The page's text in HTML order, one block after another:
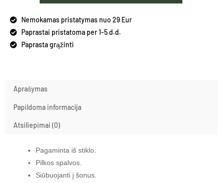
Nemokamas pristatymas nuo 29 Eur
Paprastai pristatoma per 1-5 d.d.
Paprasta grąžinti
Aprašymas
Papildoma informacija
Atsiliepimai (0)
Pagaminta iš stiklo.
Pilkos spalvos.
Siūbuojanti į šonus.